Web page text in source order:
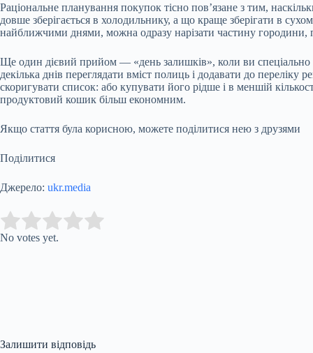
Раціональне планування покупок тісно пов’язане з тим,
довше зберігається в холодильнику, а що краще зберігати в
найближчими днями, можна одразу нарізати частину городини,
Ще один дієвий прийом — «день залишків», коли ви спеціально
декілька днів переглядати вміст полиць і додавати до
скоригувати список: або купувати його рідше і в меншій
продуктовий кошик більш економним.​
Якщо стаття була корисною, можете поділитися нею з друзями
Поділитися
Джерело: ukr.media
Rate this item:
No votes yet.
Залишити відповідь